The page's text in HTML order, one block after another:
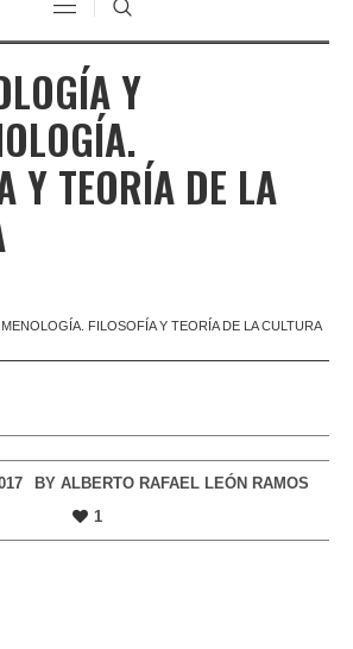
Y
Y TEORÍA DE LA
FILOSOFÍA Y TEORÍA DE LA CULTURA
BY ALBERTO RAFAEL LEÓN RAMOS
1